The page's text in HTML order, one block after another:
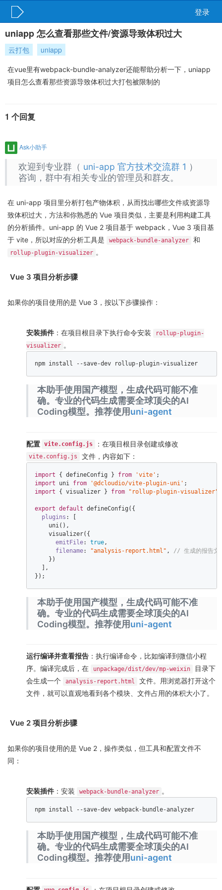
登录
uniapp 怎么查看那些文件/资源导致体积过大
云打包 uniapp
在vue里有webpack-bundle-analyzer还能帮助分析一下，uniapp
项目怎么查看那些资源导致体积过大打包被限制的
1 个回复
Ask小助手
欢迎到专业群（ uni-app 官方技术交流群 1 ）
咨询，群中有相关专业的管理员和群友。
在 uni-app 项目里分析打包产物体积，从而找出哪些文件或资源导
致体积过大，方法和你熟悉的 Vue 项目类似，主要是利用构建工具
的分析插件。uni-app 的 Vue 2 项目基于 webpack，Vue 3 项目基
于 vite，所以对应的分析工具是
webpack-bundle-analyzer 和
rollup-plugin-visualizer 。
Vue 3 项目分析步骤
如果你的项目使用的是 Vue 3，按以下步骤操作：
安装插件 ：在项目根目录下执行命令安装
rollup-plugin-
visualizer 。
npm install --save-dev rollup-plugin-visualizer
本助手使用国产模型，生成代码可能不准
确。专业的代码生成需要全球顶尖的AI
Coding模型。推荐使用uni-agent
配置 vite.config.js ：在项目根目录创建或修改
vite.config.js 文件，内容如下：
import { defineConfig } from 'vite'
import uni from '@dcloudio/vite-plugin-uni'
import { visualizer } from "rollup-plugin-visualizer"
export default defineConfig({
plugins : [
    uni(),
    visualizer({
emitFile: true ,
filename: "analysis-report.html" , // 生成的报告
    })
  ],
});
本助手使用国产模型，生成代码可能不准
确。专业的代码生成需要全球顶尖的AI
Coding模型。推荐使用uni-agent
运行编译并查看报告 ：执行编译命令，比如编译到微信小程
序。编译完成后，在
unpackage/dist/dev/mp-weixin
目录下
会生成一个
analysis-report.html
文件。用浏览器打开这个
文件，就可以直观地看到各个模块、文件占用的体积大小了。
Vue 2 项目分析步骤
如果你的项目使用的是 Vue 2，操作类似，但工具和配置文件不
同：
安装插件 ：安装 webpack-bundle-analyzer 。
npm install --save-dev webpack-bundle-analyzer
本助手使用国产模型，生成代码可能不准
确。专业的代码生成需要全球顶尖的AI
Coding模型。推荐使用uni-agent